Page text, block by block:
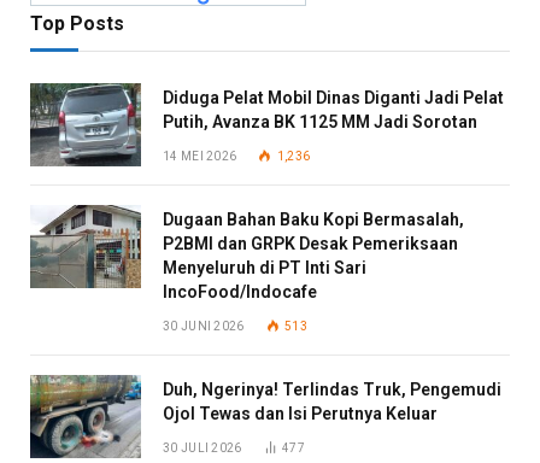
Top Posts
Diduga Pelat Mobil Dinas Diganti Jadi Pelat
Putih, Avanza BK 1125 MM Jadi Sorotan
14 MEI 2026 1,236
Dugaan Bahan Baku Kopi Bermasalah,
P2BMI dan GRPK Desak Pemeriksaan
Menyeluruh di PT Inti Sari
IncoFood/Indocafe
30 JUNI 2026 513
Duh, Ngerinya! Terlindas Truk, Pengemudi
Ojol Tewas dan Isi Perutnya Keluar
30 JULI 2026 477